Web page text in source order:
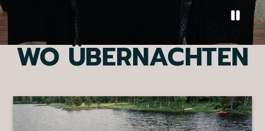
WO ÜBERNACHTEN